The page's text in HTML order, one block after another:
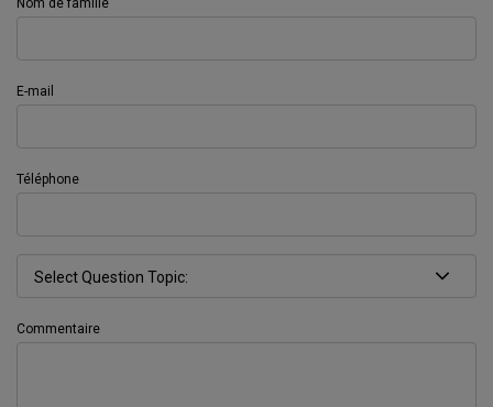
Nom de famille
E-mail
Téléphone
Commentaire